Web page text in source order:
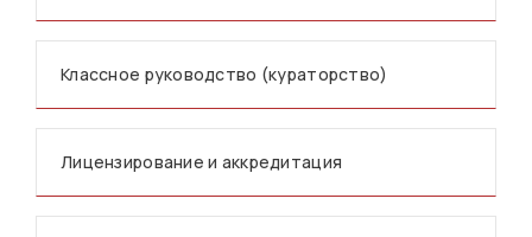
Классное руководство (кураторство)
Лицензирование и аккредитация